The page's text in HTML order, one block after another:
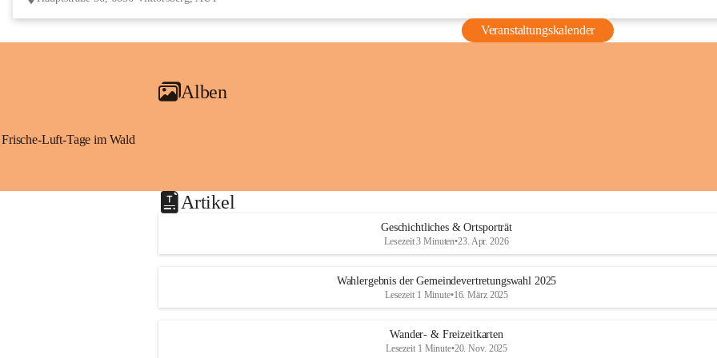
Veranstaltungskalender
Alben
Frische-Luft-Tage im Wald
Artikel
Geschichtliches & Ortsporträt
Lesezeit 3 Minuten•23. Apr. 2026
Wahlergebnis der Gemeindevertretungswahl 2025
Lesezeit 1 Minute•16. März 2025
Wander- & Freizeitkarten
Lesezeit 1 Minute•20. Nov. 2025